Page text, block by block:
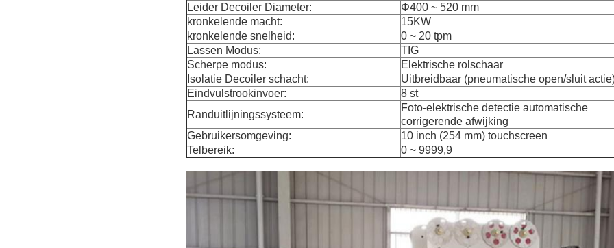
Leider Decoiler Diameter:
Φ400 ~ 520 mm
kronkelende macht:
15KW
kronkelende snelheid:
0 ~ 20 tpm
Lassen Modus:
TIG
Scherpe modus:
Elektrische rolschaar
Isolatie Decoiler schacht:
Uitbreidbaar (pneumatische open/sluit
Eindvulstrookinvoer:
8 st
Randuitlijningssysteem:
Foto-elektrische detectie automatische
corrigerende afwijking
Gebruikersomgeving:
10 inch (254 mm) touchscreen
Telbereik:
0 ~ 9999,9